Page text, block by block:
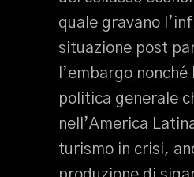
quale gravano
situazione post
l’embargo
politica generale
nell’America
turismo in crisi,